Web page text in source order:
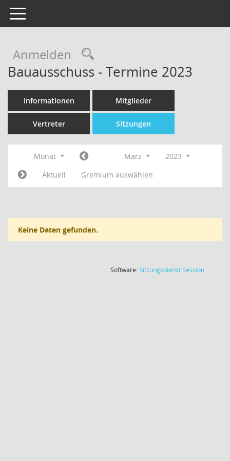
Toggle navigation
Anmelden Rechercheauswahl
Bauausschuss - Termine 2023
Informationen Mitglieder
Vertreter Sitzungen
Monat März
2023
Aktuell
Gremium auswählen
Keine Daten gefunden.
Software:SitzungsdienstSession(Wird in